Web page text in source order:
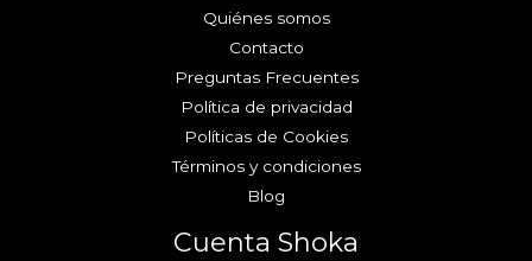
Quiénes somos
Contacto
Preguntas Frecuentes
Política de privacidad
Políticas de Cookies
Términos y condiciones
Blog
Cuenta Shoka